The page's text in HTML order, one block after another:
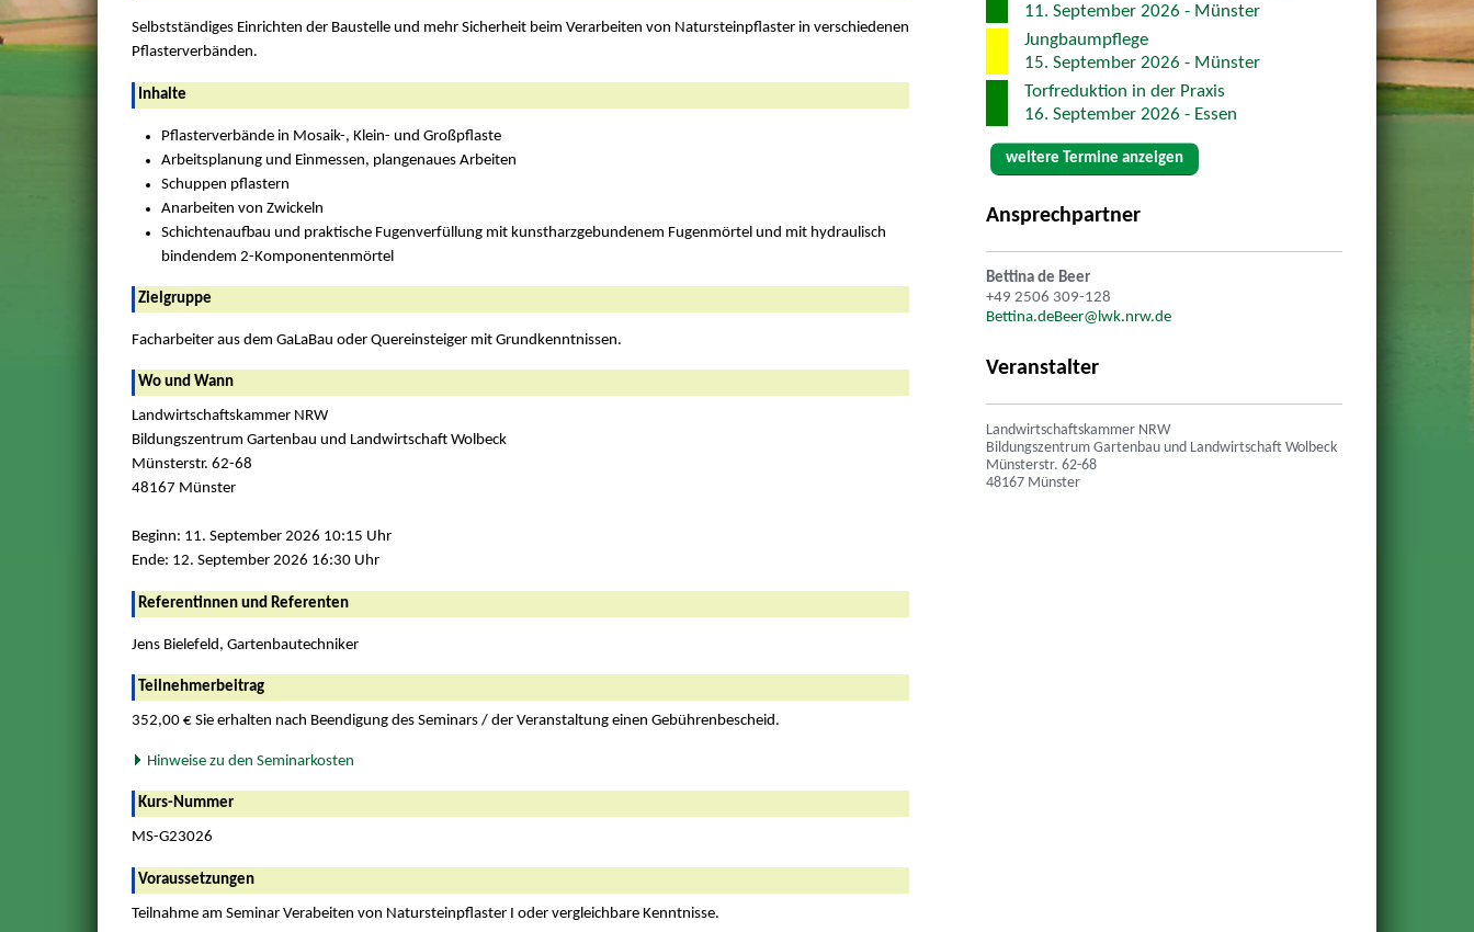
Selbstständiges Einrichten der Baustelle und mehr Sicherheit beim Verarbeiten von Natursteinpflaster in verschiedenen
Pflasterverbänden.
Inhalte
Pflasterverbände in Mosaik-, Klein- und Großpflaste
Arbeitsplanung und Einmessen, plangenaues Arbeiten
Schuppen pflastern
Anarbeiten von Zwickeln
Schichtenaufbau und praktische Fugenverfüllung mit kunstharzgebundenem Fugenmörtel und mit hydraulisch
bindendem 2-Komponentenmörtel
Zielgruppe
Facharbeiter aus dem GaLaBau oder Quereinsteiger mit Grundkenntnissen.
Wo und Wann
Landwirtschaftskammer NRW
Bildungszentrum Gartenbau und Landwirtschaft Wolbeck
Münsterstr. 62-68
48167 Münster
Beginn: 11. September 2026 10:15 Uhr
Ende: 12. September 2026 16:30 Uhr
Referentinnen und Referenten
Jens Bielefeld, Gartenbautechniker
Teilnehmerbeitrag
352,00 € Sie erhalten nach Beendigung des Seminars / der Veranstaltung einen Gebührenbescheid.
Hinweise zu den Seminarkosten
Kurs-Nummer
MS-G23026
Voraussetzungen
Teilnahme am Seminar Verabeiten von Natursteinpflaster I oder vergleichbare Kenntnisse.
11. September 2026 - Münster
Jungbaumpflege
15. September 2026 - Münster
Torfreduktion in der Praxis
16. September 2026 - Essen
weitere Termine anzeigen
Ansprechpartner
Bettina de Beer
+49 2506 309-128
Bettina.deBeer@lwk.nrw.de
Veranstalter
Landwirtschaftskammer NRW
Bildungszentrum Gartenbau und Landwirtschaft Wolbeck
Münsterstr. 62-68
48167 Münster